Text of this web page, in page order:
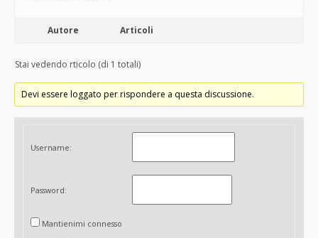
Autore Articoli
Stai vedendo rticolo (di 1 totali)
Devi essere loggato per rispondere a questa discussione.
Username:
Password:
Mantienimi connesso